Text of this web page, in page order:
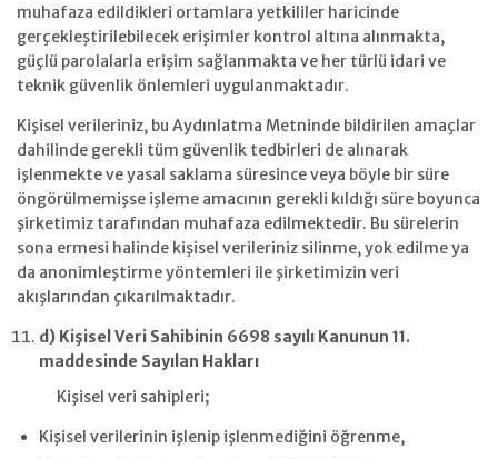
muhafaza edildikleri ortamlara yetkililer haricinde
gerçekleştirilebilecek erişimler kontrol altına alınmakta,
güçlü parolalarla erişim sağlanmakta ve her türlü idari ve
teknik güvenlik önlemleri uygulanmaktadır.
Kişisel verileriniz, bu Aydınlatma Metninde bildirilen amaçlar
dahilinde gerekli tüm güvenlik tedbirleri de alınarak
işlenmekte ve yasal saklama süresince veya böyle bir süre
öngörülmemişse işleme amacının gerekli kıldığı süre boyunca
şirketimiz tarafından muhafaza edilmektedir. Bu sürelerin
sona ermesi halinde kişisel verileriniz silinme, yok edilme ya
da anonimleştirme yöntemleri ile şirketimizin veri
akışlarından çıkarılmaktadır.
d) Kişisel Veri Sahibinin 6698 sayılı Kanunun 11.
maddesinde Sayılan Hakları
Kişisel veri sahipleri;
Kişisel verilerinin işlenip işlenmediğini öğrenme,